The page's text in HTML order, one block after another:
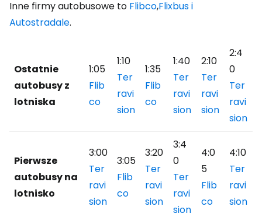
Inne firmy autobusowe to Flibco,Flixbus i
Autostradale.
Ostatnie
autobusy z
lotniska
1:05
Flib
co
1:10
Ter
ravi
sion
1:35
Flib
co
1:40
Ter
ravi
sion
2:10
Ter
ravi
sion
2:4
0
Ter
ravi
sion
Pierwsze
autobusy na
lotnisko
3:00
Ter
ravi
sion
3:05
Flib
co
3:20
Ter
ravi
sion
3:4
0
Ter
ravi
sion
4:0
5
Flib
co
4:10
Ter
ravi
sion